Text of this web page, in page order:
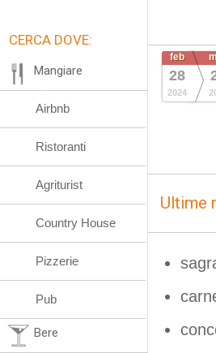
feb
28
2024
Ultime
CERCA DOVE:
Mangiare
Airbnb
Ristoranti
Agriturist
Country House
Pizzerie
Pub
Bere